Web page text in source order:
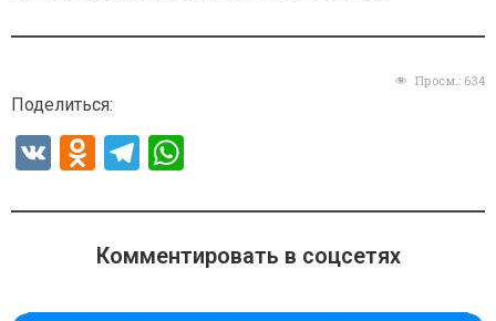
Просм.: 634
Поделиться:
V
O
n
o
T
e
gr
at
s
Комментировать в соцсетях